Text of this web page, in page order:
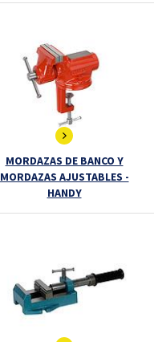
MORDAZAS DE BANCO Y
MORDAZAS AJUSTABLES -
HANDY